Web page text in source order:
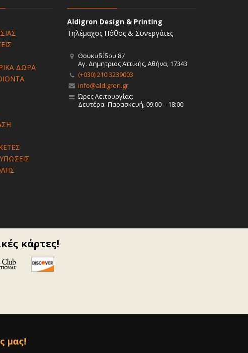
ΔΩΡΑ
Aldigron Design & Printing
Τηλέμαχος Πόθος & Συνεργάτες
Θουκυδίδου 87
Αγ. Δημητριος Αττικής, Αθήνα, 17343
(+030) 210 3239003
info@aldigron.gr
Ώρες Λειτουργίας:
Δευτέρα–Παρασκευή, 09:00 – 18:00
κάρτες!
μας!